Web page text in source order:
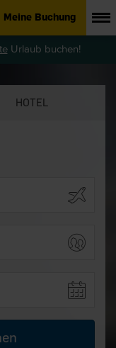
Meine Buchung
Urlaub buchen!
HOTEL